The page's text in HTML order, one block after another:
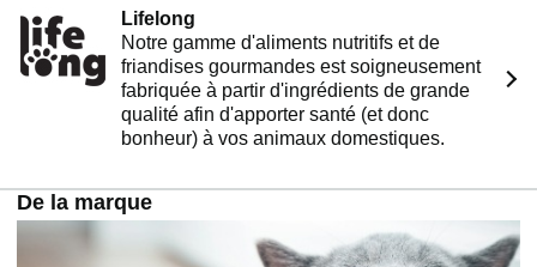
répondre à tous vos besoins de toilettage.
Lifelong
Notre gamme d'aliments nutritifs et de
friandises gourmandes est soigneusement
fabriquée à partir d'ingrédients de grande
qualité afin d'apporter santé (et donc
bonheur) à vos animaux domestiques.
De la marque